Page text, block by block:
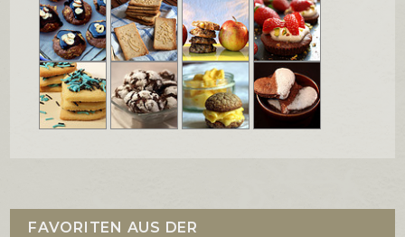
FAVORITEN AUS DER